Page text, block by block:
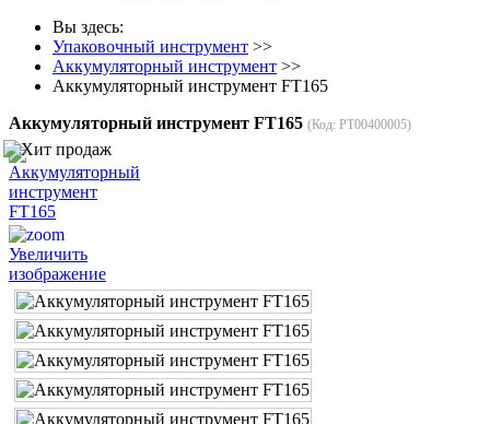
Вы здесь:
Упаковочный инструмент >>
Аккумуляторный инструмент >>
Аккумуляторный инструмент FT165
Аккумуляторный инструмент FT165 (Код: PT00400005)
Увеличить
изображение